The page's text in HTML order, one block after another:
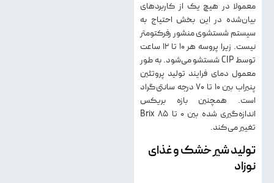
معمولا در هیچ یک از کاربردهای
بیان‌شده در این بخش احتیاج به
سیستم شستشوی منشور رفرکتومتر
نیست. زیرا پروسه هر ۱۰ تا ۱۲ ساعت
توسط CIP شستشو می‌شود. به طور
معمول دمای فرایند تولید پروتئین
پنیراب بین ۱۰ تا ۷۰ درجه سانتی‌گراد
است. همچنین بازه بریکس
اندازه‌گیری شده بین ۰ تا ۸۵ Brix
تغییر می‌کند.
تولید شیر خشک و غذای
نوزاد